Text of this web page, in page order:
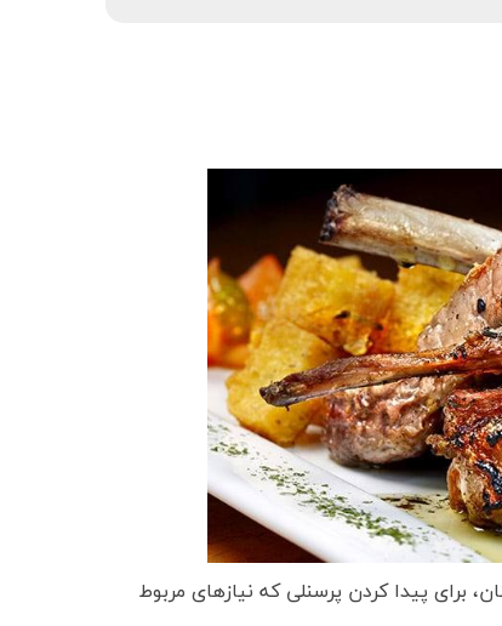
برای پیدا کردن پرسنلی که نیازهای مربوط